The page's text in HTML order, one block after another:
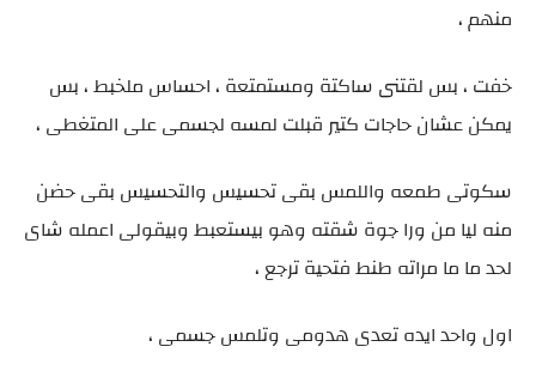
منهم ،
خفت ، بس لقتنى ساكتة ومستمتعة ، احساس ملخبط ، بس
يمكن عشان حاجات كتير قبلت لمسه لجسمى على المتغطى ،
سكوتى طمعه واللمس بقى تحسيس والتحسيس بقى حضن
منه ليا من ورا جوة شقته وهو بيستعبط وبيقولى اعمله شاى
لحد ما ما مراته طنط فتحية ترجع ،
اول واحد ايده تعدى هدومى وتلمس جسمى ،